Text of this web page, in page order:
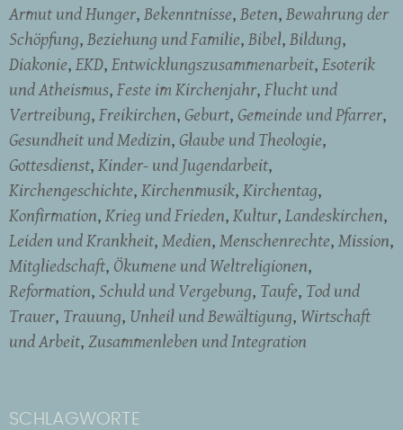
Armut und Hunger Bekenntnisse Beten Bewahrung der
Schöpfung Beziehung und Familie Bibel Bildung
Diakonie EKD Entwicklungszusammenarbeit Esoterik
und Atheismus Feste im Kirchenjahr Flucht und
Vertreibung Freikirchen Geburt Gemeinde und Pfarrer
Gesundheit und Medizin Glaube und Theologie
Gottesdienst Kinder- und Jugendarbeit
Kirchengeschichte Kirchenmusik Kirchentag
Konfirmation Krieg und Frieden Kultur Landeskirchen
Leiden und Krankheit Medien Menschenrechte Mission
Mitgliedschaft Ökumene und Weltreligionen
Reformation Schuld und Vergebung Taufe Tod und
Trauer Trauung Unheil und Bewältigung Wirtschaft
und Arbeit Zusammenleben und Integration
SCHLAGWORTE